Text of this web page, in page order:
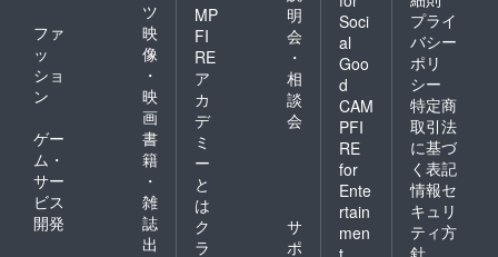
ツ
ファ
ッ
ショ
ン
映
像
・
映
画
ゲー
ム・
サー
ビス
開発
書
籍
・
雑
誌
出
MP
FI
RE
ア
カ
デ
ミ
ー
と
は
明
会
・
相
談
会
ク
ラ
サ
ポ
Soci
al
Goo
d
CAM
PFI
RE
for
Ente
rtain
men
プライ
バシー
ポリ
シー
特定商
取引法
に基づ
く表記
情報セ
キュリ
ティ方
針